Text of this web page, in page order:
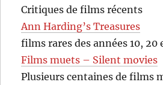
Critiques de films récents
Ann Harding’s Treasures
films rares des années 10, 20
Films muets – Silent movies
Plusieurs centaines de films